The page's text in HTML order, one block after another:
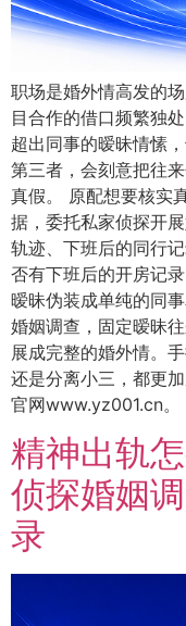
职场是婚外情高发的
目合作的借口频繁独
超出同事的暧昧情愫
第三者，会刻意把往
真假。 原配想要核实
据，委托私家侦探开
轨迹、下班后的同行
否有下班后的开房记
暧昧伪装成单纯的同
婚姻调查，固定暧昧
展成完整的婚外情。
还是分离小三，都更
官网www.yz001.cn。
精神出轨
侦探婚姻
录